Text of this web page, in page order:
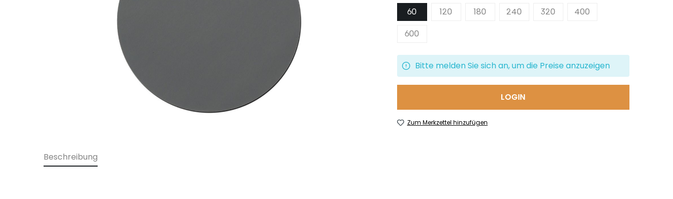
60 120 180 240 320
400
600
Bitte melden Sie sich an, um die Preise anzuzeigen
LOGIN
Zum Merkzettel hinzufügen
Beschreibung